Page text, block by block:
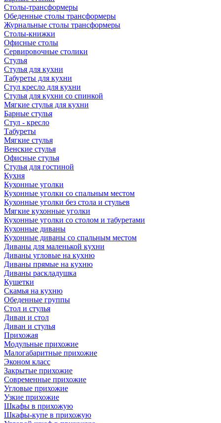
Столы-трансформеры
Обеденные столы трансформеры
Журнальные столы трансформеры
Столы-книжки
Офисные столы
Сервировочные столики
Стулья
Стулья для кухни
Табуреты для кухни
Стул кресло для кухни
Стулья для кухни со спинкой
Мягкие стулья для кухни
Барные стулья
Стул - кресло
Табуреты
Мягкие стулья
Венские стулья
Офисные стулья
Стулья для гостиной
Кухня
Кухонные уголки
Кухонные уголки со спальным местом
Кухонные уголки без стола и стульев
Мягкие кухонные уголки
Кухонные уголки со столом и табуретами
Кухонные диваны
Кухонные диваны со спальным местом
Диваны для маленькой кухни
Диваны угловые на кухню
Диваны прямые на кухню
Диваны раскладушка
Кушетки
Скамья на кухню
Обеденные группы
Стол и стулья
Диван и стол
Диван и стулья
Прихожая
Модульные прихожие
Малогабаритные прихожие
Эконом класс
Закрытые прихожие
Современные прихожие
Угловые прихожие
Узкие прихожие
Шкафы в прихожую
Шкафы-купе в прихожую